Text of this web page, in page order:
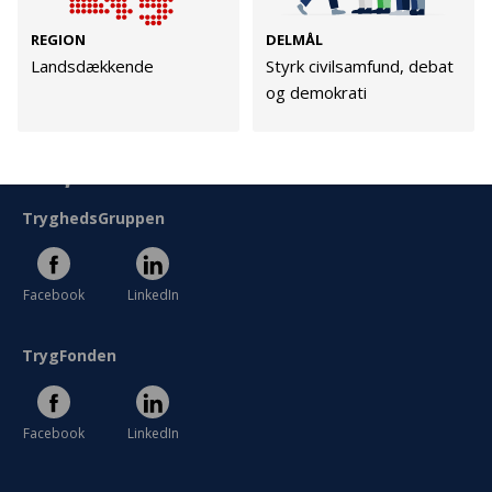
REGION
Landsdækkende
DELMÅL
Styrk civilsamfund, debat
og demokrati
Cookies
Persondata
TryghedsGruppen
Facebook LinkedIn
TrygFonden
Facebook LinkedIn